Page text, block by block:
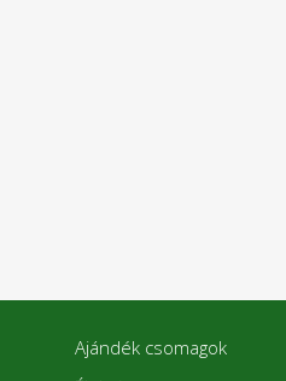
Ajándék csomagok